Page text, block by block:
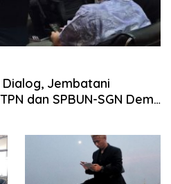
Dialog, Jembatani
dan SPBUN-SGN Demi